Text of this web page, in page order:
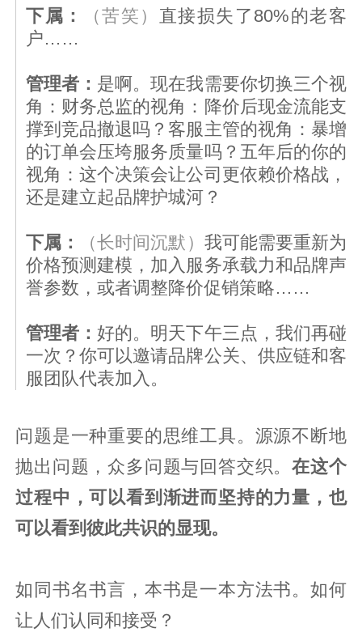
下属： （苦笑） 直接损失了80%的老客
户……
管理者： 是啊。现在我需要你切换三个视
角：财务总监的视角：降价后现金流能支
撑到竞品撤退吗？客服主管的视角：暴增
的订单会压垮服务质量吗？五年后的你的
视角：这个决策会让公司更依赖价格战，
还是建立起品牌护城河？
下属： （长时间沉默） 我可能需要重新为
价格预测建模，加入服务承载力和品牌声
誉参数，或者调整降价促销策略……
管理者： 好的。明天下午三点，我们再碰
一次？你可以邀请品牌公关、供应链和客
服团队代表加入。
问题是一种重要的思维工具。源源不断地
抛出问题，众多问题与回答交织。在这个
过程中，可以看到渐进而坚持的力量，也
可以看到彼此共识的显现。
如同书名书言，本书是一本方法书。如何
让人们认同和接受？